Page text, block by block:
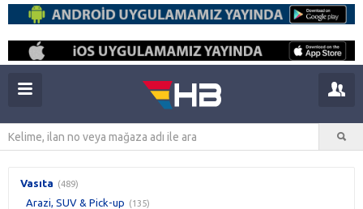
Vasıta (489)
Arazi, SUV & Pick-up (135)